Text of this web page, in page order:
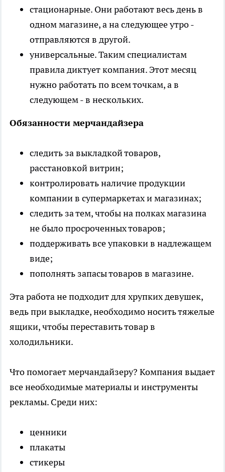
стационарные. Они работают весь день в
одном магазине, а на следующее утро -
отправляются в другой.
универсальные. Таким специалистам
правила диктует компания. Этот месяц
нужно работать по всем точкам, а в
следующем - в нескольких.
Обязанности мерчандайзера
следить за выкладкой товаров,
расстановкой витрин;
контролировать наличие продукции
компании в супермаркетах и магазинах;
следить за тем, чтобы на полках магазина
не было просроченных товаров;
поддерживать все упаковки в надлежащем
виде;
пополнять запасы товаров в магазине.
Эта работа не подходит для хрупких девушек,
ведь при выкладке, необходимо носить тяжелые
ящики, чтобы переставить товар в
холодильники.
Что помогает мерчандайзеру? Компания выдает
все необходимые материалы и инструменты
рекламы. Среди них:
ценники
плакаты
стикеры